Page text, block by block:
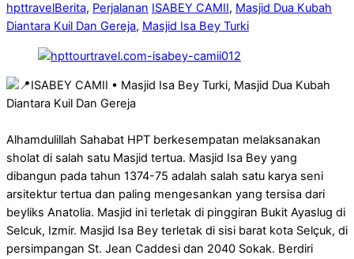
hpttravelBerita, Perjalanan ISABEY CAMII, Masjid Dua Kubah
Diantara Kuil Dan Gereja, Masjid Isa Bey Turki
ISABEY CAMII • Masjid Isa Bey Turki, Masjid Dua Kubah
Diantara Kuil Dan Gereja
Alhamdulillah Sahabat HPT berkesempatan melaksanakan
sholat di salah satu Masjid tertua. Masjid Isa Bey yang
dibangun pada tahun 1374-75 adalah salah satu karya seni
arsitektur tertua dan paling mengesankan yang tersisa dari
beyliks Anatolia. Masjid ini terletak di pinggiran Bukit Ayaslug di
Selcuk, Izmir. Masjid Isa Bey terletak di sisi barat kota Selçuk, di
persimpangan St. Jean Caddesi dan 2040 Sokak. Berdiri